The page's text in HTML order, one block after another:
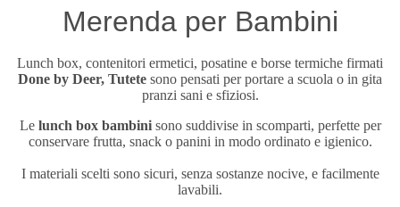
Merenda per Bambini
Lunch box, contenitori ermetici, posatine e borse termiche firmati
Done by Deer, Tutete sono pensati per portare a scuola o in gita
pranzi sani e sfiziosi.
Le lunch box bambinisono suddivise in scomparti, perfette per
conservare frutta, snack o panini in modo ordinato e igienico.
I materiali scelti sono sicuri, senza sostanze nocive, e facilmente
lavabili.